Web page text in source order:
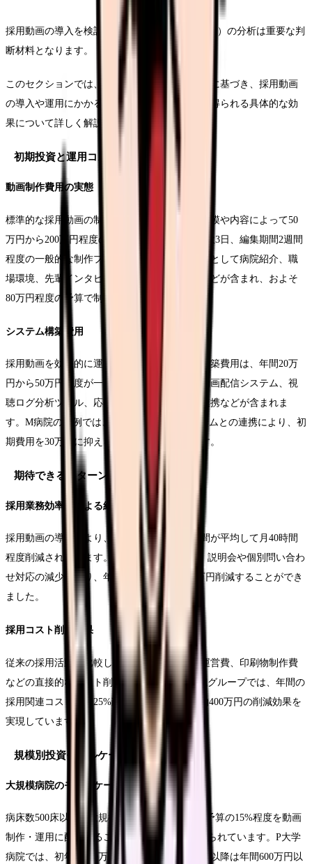
採用動画の導入を検討する際、投資対効果（ROI）の分析は重要な判
断材料となります。
このセクションでは、実際の医療機関のデータに基づき、採用動画
の導入や運用にかかるコストと、それによって得られる具体的な効
果について詳しく解説していきます。
初期投資と運用コストの内訳
動画制作費用の実態
標準的な採用動画の制作費用は、医療機関の規模や内容によって50
万円から200万円程度の幅があります。撮影日数3日、編集期間2週間
程度の一般的な制作プランでは、基本的な構成として病院紹介、職
場環境、先輩インタビュー、研修制度の紹介などが含まれ、およそ
80万円程度の予算で制作が可能です。
システム構築費用
採用動画を効果的に運用するためのシステム構築費用は、年間20万
円から50万円程度が一般的です。具体的には動画配信システム、視
聴ログ分析ツール、応募者管理システムとの連携などが含まれま
す。M病院の事例では、既存の採用管理システムとの連携により、初
期費用を30万円に抑えることに成功しています。
期待できるリターンの数値分析
採用業務効率化による経済効果
採用動画の導入により、採用担当者の業務時間が平均して月40時間
程度削減されています。N医療センターでは、説明会や個別問い合わ
せ対応の減少により、年間の人件費を約150万円削減することができ
ました。
採用コスト削減効果
従来の採用活動と比較して、広告費、説明会運営費、印刷物制作費
などの直接的なコスト削減が可能です。O病院グループでは、年間の
採用関連コストを約25%削減し、金額にして約400万円の削減効果を
実現しています。
規模別投資モデルケース
大規模病院のモデルケース
病床数500床以上の大規模病院では、年間採用予算の15%程度を動画
制作・運用に配分することで、最適なROIが得られています。P大学
病院では、初年度200万円の投資に対し、2年目以降は年間600万円以